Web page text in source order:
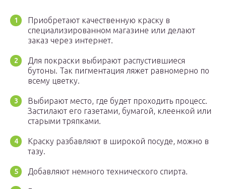
Приобретают качественную краску в
специализированном магазине или делают
заказ через интернет.
Для покраски выбирают распустившиеся
бутоны. Так пигментация ляжет равномерно по
всему цветку.
Выбирают место, где будет проходить процесс.
Застилают его газетами, бумагой, клеенкой или
старыми тряпками.
Краску разбавляют в широкой посуде, можно в
тазу.
Добавляют немного технического спирта.